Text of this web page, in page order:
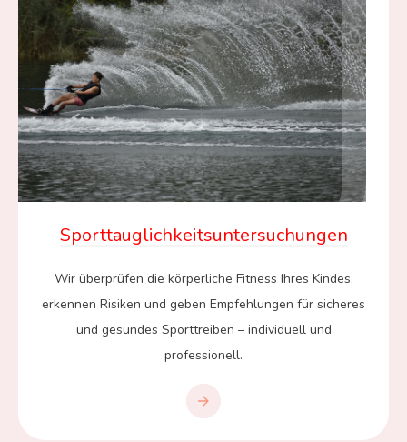
Sporttauglichkeitsuntersuchungen
Wir überprüfen die körperliche Fitness Ihres Kindes,
erkennen Risiken und geben Empfehlungen für sicheres
und gesundes Sporttreiben – individuell und
professionell.